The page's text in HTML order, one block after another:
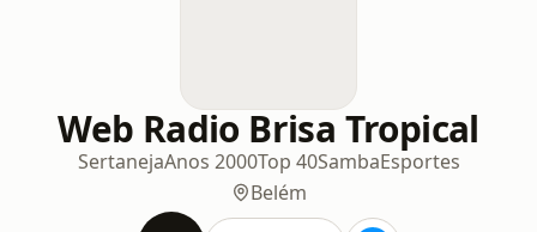
Web Radio Brisa Tropical
SertanejaAnos 2000Top 40SambaEsportes
Belém